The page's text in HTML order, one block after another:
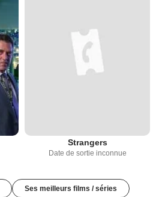
Strangers
Date de sortie inconnue
Ses meilleurs films / séries